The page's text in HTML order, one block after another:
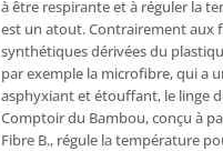
à être respirante et à réguler la
est un atout. Contrairement aux
synthétiques dérivées du
par exemple la microfibre, qui a
asphyxiant et étouffant, le linge
Comptoir du Bambou, conçu à
Fibre B., régule la température